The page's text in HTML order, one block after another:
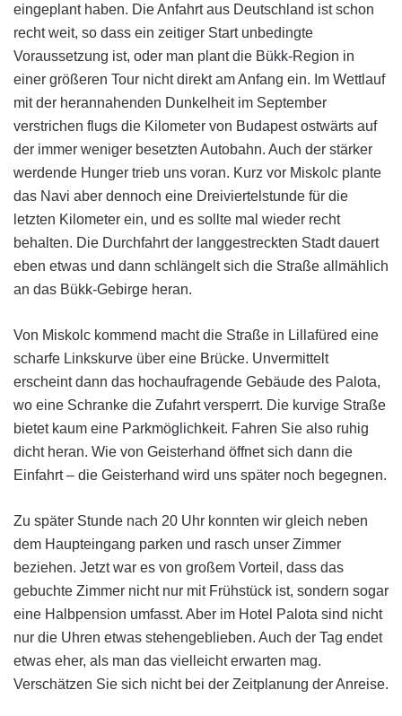
eingeplant haben. Die Anfahrt aus Deutschland ist schon
recht weit, so dass ein zeitiger Start unbedingte
Voraussetzung ist, oder man plant die Bükk-Region in
einer größeren Tour nicht direkt am Anfang ein. Im Wettlauf
mit der herannahenden Dunkelheit im September
verstrichen flugs die Kilometer von Budapest ostwärts auf
der immer weniger besetzten Autobahn. Auch der stärker
werdende Hunger trieb uns voran. Kurz vor Miskolc plante
das Navi aber dennoch eine Dreiviertelstunde für die
letzten Kilometer ein, und es sollte mal wieder recht
behalten. Die Durchfahrt der langgestreckten Stadt dauert
eben etwas und dann schlängelt sich die Straße allmählich
an das Bükk-Gebirge heran.
Von Miskolc kommend macht die Straße in Lillafüred eine
scharfe Linkskurve über eine Brücke. Unvermittelt
erscheint dann das hochaufragende Gebäude des Palota,
wo eine Schranke die Zufahrt versperrt. Die kurvige Straße
bietet kaum eine Parkmöglichkeit. Fahren Sie also ruhig
dicht heran. Wie von Geisterhand öffnet sich dann die
Einfahrt – die Geisterhand wird uns später noch begegnen.
Zu später Stunde nach 20 Uhr konnten wir gleich neben
dem Haupteingang parken und rasch unser Zimmer
beziehen. Jetzt war es von großem Vorteil, dass das
gebuchte Zimmer nicht nur mit Frühstück ist, sondern sogar
eine Halbpension umfasst. Aber im Hotel Palota sind nicht
nur die Uhren etwas stehengeblieben. Auch der Tag endet
etwas eher, als man das vielleicht erwarten mag.
Verschätzen Sie sich nicht bei der Zeitplanung der Anreise.